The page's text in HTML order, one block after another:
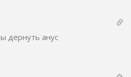
дёрнуть анус